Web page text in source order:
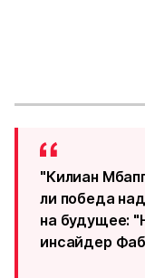
"Килиан
ли победа
на будущее:
инсайдер